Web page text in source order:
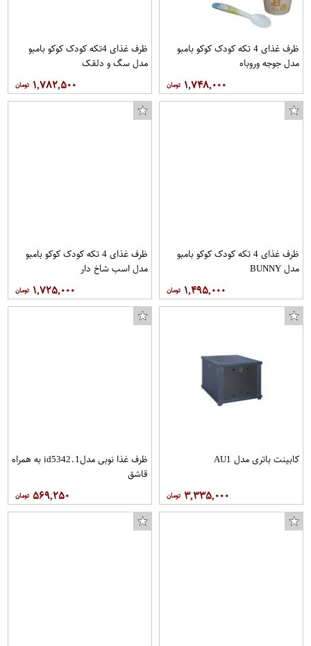
ظرف غذای 4 تکه کودک کوکو بامبو
مدل جوجه وروباه
۱,۷۴۸,۰۰۰
ظرف غذای 4تکه کودک کوکو بامبو
مدل سگ و دلقک
۱,۷۸۲,۵۰۰
ظرف غذای 4 تکه کودک کوکو بامبو
مدل BUNNY
۱,۴۹۵,۰۰۰
ظرف غذای 4 تکه کودک کوکو بامبو
مدل اسب شاخ دار
۱,۷۲۵,۰۰۰
کابینت باتری مدل AU1
۳,۳۳۵,۰۰۰
ظرف غذا نوبی مدلid5342.1 به همراه
قاشق
۵۶۹,۲۵۰